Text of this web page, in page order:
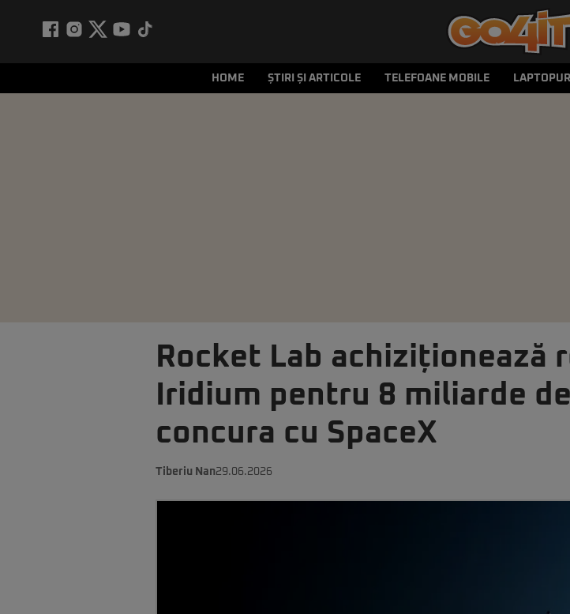
HOME ȘTIRI ȘI ARTICOLE TELEFOANE MOBILE LAPTOPURI
Rocket Lab achiziționează
Iridium pentru 8 miliarde
concura cu SpaceX
Tiberiu Nan29.06.2026